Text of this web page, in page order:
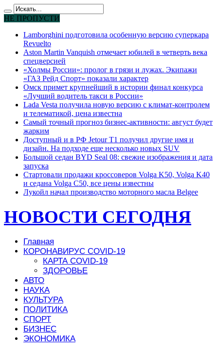
НЕ ПРОПУСТИ
Lamborghini подготовила особенную версию суперкара
Revuelto
Aston Martin Vanquish отмечает юбилей в четверть века
спецверсией
«Холмы России»: пролог в грязи и лужах. Экипажи
«ГАЗ Рейд Спорт» показали характер
Омск примет крупнейший в истории финал конкурса
«Лучший водитель такси в России»
Lada Vesta получила новую версию с климат-контролем
и телематикой, цена известна
Самый точный прогноз бизнес-активности: август будет
жарким
Доступный и в РФ Jetour T1 получил другие имя и
дизайн. На подходе еще несколько новых SUV
Большой седан BYD Seal 08: свежие изображения и дата
запуска
Стартовали продажи кроссоверов Volga K50, Volga K40
и седана Volga C50, все цены известны
Лукойл начал производство моторного масла Belgee
НОВОСТИ СЕГОДНЯ
Главная
КОРОНАВИРУС COVID-19
КАРТА COVID-19
ЗДОРОВЬЕ
АВТО
НАУКА
КУЛЬТУРА
ПОЛИТИКА
СПОРТ
БИЗНЕС
ЭКОНОМИКА